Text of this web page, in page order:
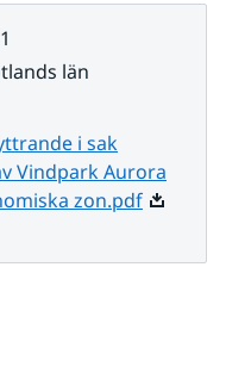
län
i sak
Vindpark Aurora
zon.pdfPdf, 86